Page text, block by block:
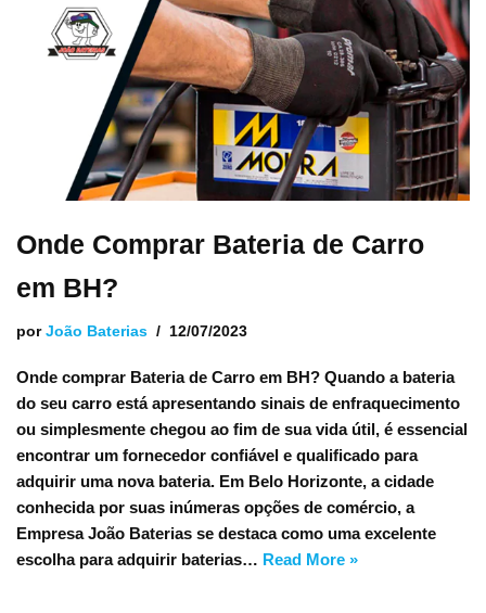
Onde Comprar Bateria de Carro
em BH?
por João Baterias 12/07/2023
Onde comprar Bateria de Carro em BH? Quando a bateria
do seu carro está apresentando sinais de enfraquecimento
ou simplesmente chegou ao fim de sua vida útil, é essencial
encontrar um fornecedor confiável e qualificado para
adquirir uma nova bateria. Em Belo Horizonte, a cidade
conhecida por suas inúmeras opções de comércio, a
Empresa João Baterias se destaca como uma excelente
escolha para adquirir baterias… Read More »